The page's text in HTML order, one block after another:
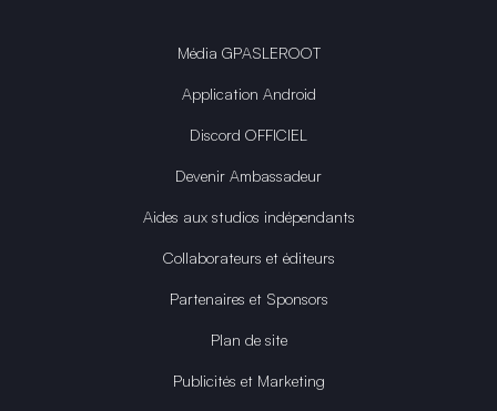
Média GPASLEROOT
Application Android
Discord OFFICIEL
Devenir Ambassadeur
Aides aux studios indépendants
Collaborateurs et éditeurs
Partenaires et Sponsors
Plan de site
Publicités et Marketing